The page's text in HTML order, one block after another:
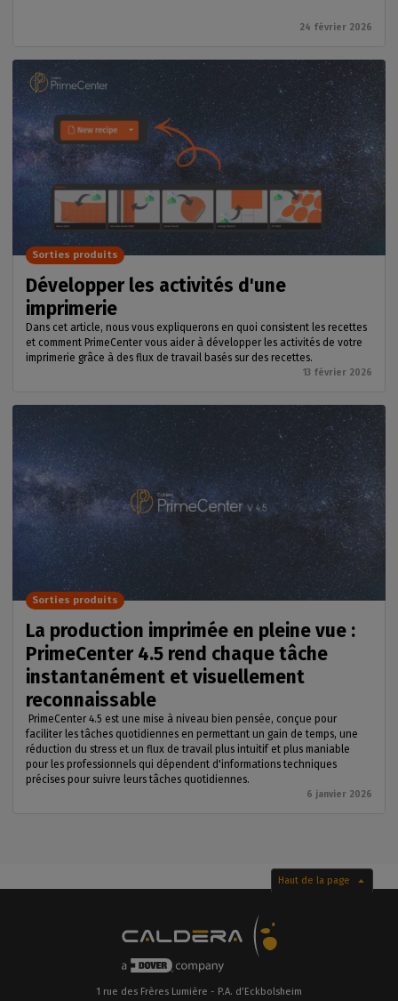
24 février 2026
Développer les activités d'une
imprimerie
Dans cet article, nous vous expliquerons en quoi consistent les recettes
et comment PrimeCenter vous aider à développer les activités de votre
imprimerie grâce à des flux de travail basés sur des recettes.
13 février 2026
Sorties produits
La production imprimée en pleine vue :
PrimeCenter 4.5 rend chaque tâche
instantanément et visuellement
reconnaissable
PrimeCenter 4.5 est une mise à niveau bien pensée, conçue pour
faciliter les tâches quotidiennes en permettant un gain de temps, une
réduction du stress et un flux de travail plus intuitif et plus maniable
pour les professionnels qui dépendent d'informations techniques
précises pour suivre leurs tâches quotidiennes.
6 janvier 2026
Sorties produits
Haut de la page
1 rue des Frères Lumière - P.A. d’Eckbolsheim